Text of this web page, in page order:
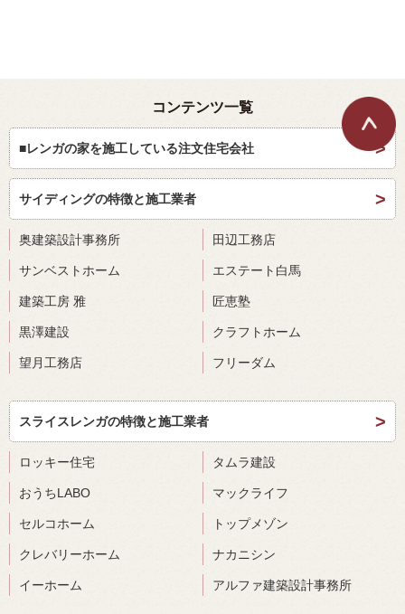
コンテンツ一覧
■レンガの家を施工している注文住宅会社
サイディングの特徴と施工業者
奥建築設計事務所 田辺工務店
サンベストホーム エステート白馬
建築工房 雅 匠恵塾
黒澤建設 クラフトホーム
望月工務店 フリーダム
スライスレンガの特徴と施工業者
ロッキー住宅 タムラ建設
おうちLABO マックライフ
セルコホーム トップメゾン
クレバリーホーム ナカニシン
イーホーム アルファ建築設計事務所